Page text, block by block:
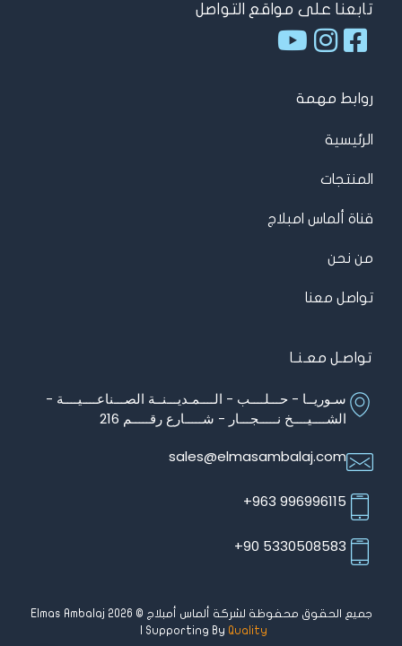
تابعنا على مواقع التواصل
روابط مهمة
الرئيسية
المنتجات
قناة ألماس امبلاج
من نحن
تواصل معنا
تواصـل معـنـا
سـوريــا - حـــلــــب - الــــمـديـــنــة الصـــناعــــيــــة -
الشــــيــــخ نـــــجـــار - شـــــارع رقـــــم 216
sales@elmasambalaj.com
996996115 963+
5330508583 90+
جميع الحقوق محفوظة لشركة ألماس أمبلاج © Elmas Ambalaj 2026
| Supporting By Quality